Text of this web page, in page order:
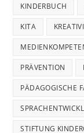
KINDERBUCH
KITA
PRÄVENTION
PÄDAGOGISCHE
STIFTUNG